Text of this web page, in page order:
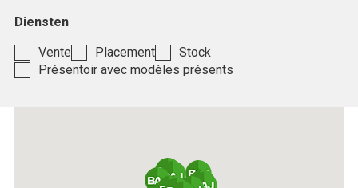
Diensten
Vente
Placement
Stock
Présentoir avec modèles présents